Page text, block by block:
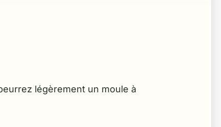
légèrement un moule à